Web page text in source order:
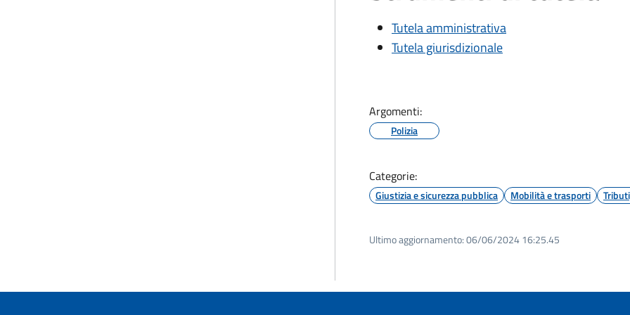
Tutela amministrativa
Tutela giurisdizionale
Argomenti:
Polizia
Categorie:
Giustizia e sicurezza pubblica Mobilità e trasporti
Ultimo aggiornamento:06/06/2024 16:25.45